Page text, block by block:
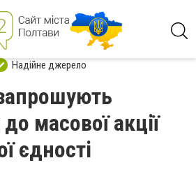
Надійне джерело
масової акції
єдності